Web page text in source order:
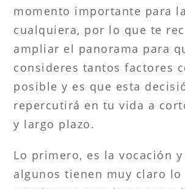
momento importante para
cualquiera, por lo que te
ampliar el panorama para
consideres tantos factores
posible y es que esta
repercutirá en tu vida a
y largo plazo.
Lo primero, es la vocación y
algunos tienen muy claro lo